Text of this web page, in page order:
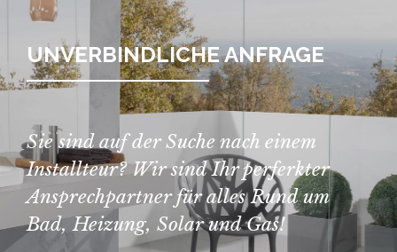
UNVERBINDLICHE ANFRAGE
Sie sind auf der Suche nach einem
Installteur? Wir sind Ihr perferkter
Ansprechpartner für alles Rund um
Bad, Heizung, Solar und Gas!